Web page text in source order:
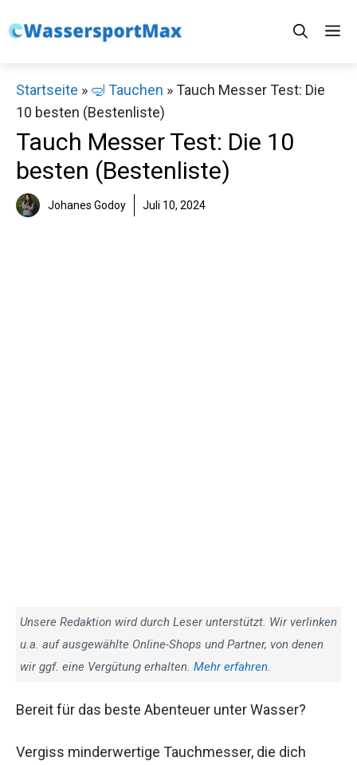
Inhalt
Startseite » 🤿 Tauchen »Tauch Messer Test: Die
10 besten (Bestenliste)
Tauch Messer Test: Die 10
besten (Bestenliste)
Johanes Godoy Juli 10, 2024
Unsere Redaktion wird durch Leser unterstützt. Wir verlinken
u.a. auf ausgewählte Online-Shops und Partner, von denen
wir ggf. eine Vergütung erhalten. Mehr erfahren.
Bereit für das beste Abenteuer unter Wasser?
Vergiss minderwertige Tauchmesser, die dich